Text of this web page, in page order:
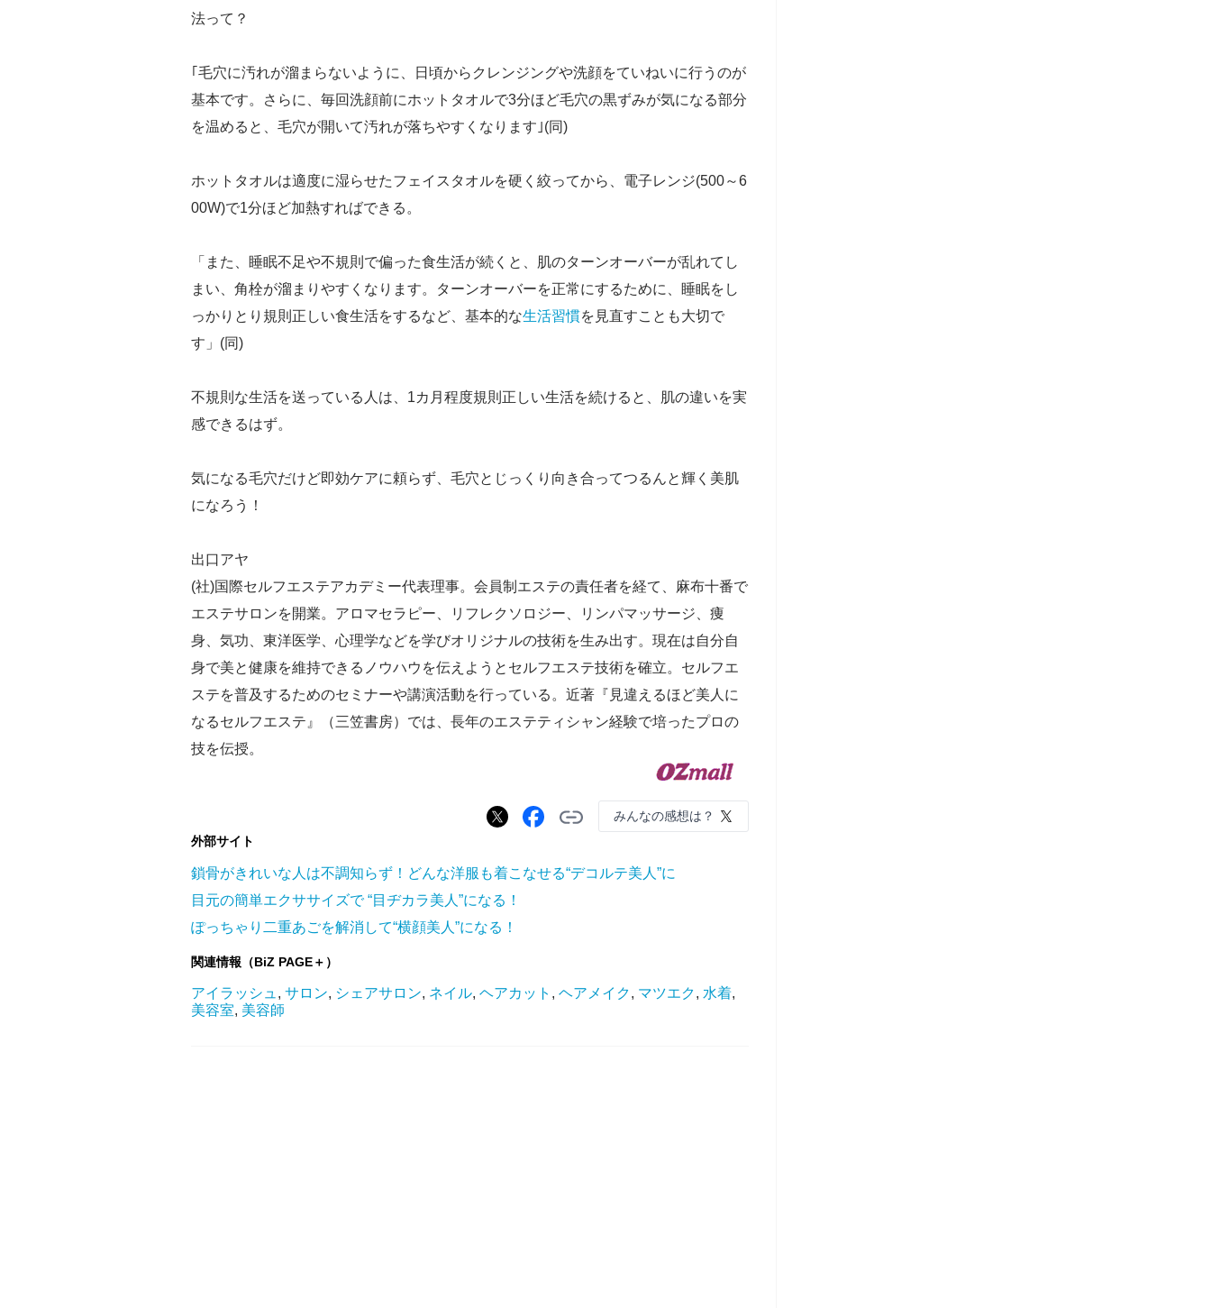
法って？
｢毛穴に汚れが溜まらないように、日頃からクレンジングや洗顔をていねいに行うのが
基本です。さらに、毎回洗顔前にホットタオルで3分ほど毛穴の黒ずみが気になる部分
を温めると、毛穴が開いて汚れが落ちやすくなります｣(同)
ホットタオルは適度に湿らせたフェイスタオルを硬く絞ってから、電子レンジ(500～6
00W)で1分ほど加熱すればできる。
「また、睡眠不足や不規則で偏った食生活が続くと、肌のターンオーバーが乱れてし
まい、角栓が溜まりやすくなります。ターンオーバーを正常にするために、睡眠をし
っかりとり規則正しい食生活をするなど、基本的な生活習慣を見直すことも大切で
す」(同)
不規則な生活を送っている人は、1カ月程度規則正しい生活を続けると、肌の違いを実
感できるはず。
気になる毛穴だけど即効ケアに頼らず、毛穴とじっくり向き合ってつるんと輝く美肌
になろう！
出口アヤ
(社)国際セルフエステアカデミー代表理事。会員制エステの責任者を経て、麻布十番で
エステサロンを開業。アロマセラピー、リフレクソロジー、リンパマッサージ、痩
身、気功、東洋医学、心理学などを学びオリジナルの技術を生み出す。現在は自分自
身で美と健康を維持できるノウハウを伝えようとセルフエステ技術を確立。セルフエ
ステを普及するためのセミナーや講演活動を行っている。近著『見違えるほど美人に
なるセルフエステ』（三笠書房）では、長年のエステティシャン経験で培ったプロの
技を伝授。
みんなの感想は？
外部サイト
鎖骨がきれいな人は不調知らず！どんな洋服も着こなせる“デコルテ美人”に
目元の簡単エクササイズで “目ヂカラ美人”になる！
ぽっちゃり二重あごを解消して“横顔美人”になる！
関連情報（BiZ PAGE＋）
アイラッシュ , サロン, シェアサロン, ネイル, ヘアカット , ヘアメイク, マツエク, 水着,
美容室, 美容師